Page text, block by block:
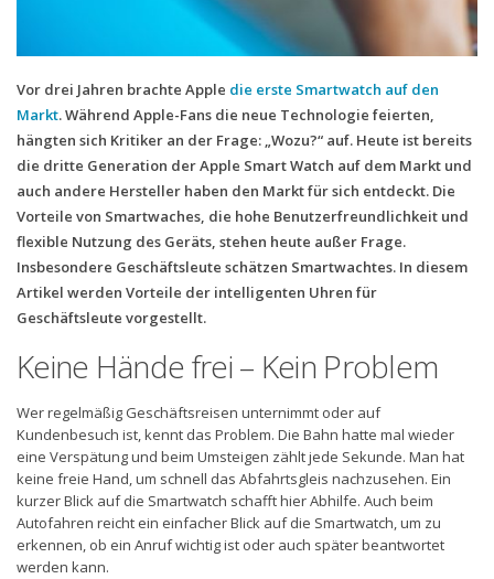
Flatrate-Prepaidtarife
Mobilfunk-Vergleichsrechner
Mobilfunk-Tarifrechner
Flatrate-Datentarife
Vor drei Jahren brachte Apple die erste Smartwatch auf den
Markt. Während Apple-Fans die neue Technologie feierten,
hängten sich Kritiker an der Frage: „Wozu?“ auf. Heute ist bereits
die dritte Generation der Apple Smart Watch auf dem Markt und
auch andere Hersteller haben den Markt für sich entdeckt. Die
Vorteile von Smartwaches, die hohe Benutzerfreundlichkeit und
flexible Nutzung des Geräts, stehen heute außer Frage.
Insbesondere Geschäftsleute schätzen Smartwachtes. In diesem
Artikel werden Vorteile der intelligenten Uhren für
Geschäftsleute vorgestellt.
Keine Hände frei – Kein Problem
Wer regelmäßig Geschäftsreisen unternimmt oder auf
Kundenbesuch ist, kennt das Problem. Die Bahn hatte mal wieder
eine Verspätung und beim Umsteigen zählt jede Sekunde. Man hat
keine freie Hand, um schnell das Abfahrtsgleis nachzusehen. Ein
kurzer Blick auf die Smartwatch schafft hier Abhilfe. Auch beim
Autofahren reicht ein einfacher Blick auf die Smartwatch, um zu
erkennen, ob ein Anruf wichtig ist oder auch später beantwortet
werden kann.